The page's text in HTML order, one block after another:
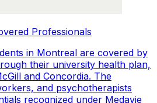
Professionals
in Montreal are covered by
their university health plan,
and Concordia. The
and psychotherapists
recognized under Medavie